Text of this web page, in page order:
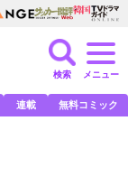
検索 メニュー
連載 無料コミック